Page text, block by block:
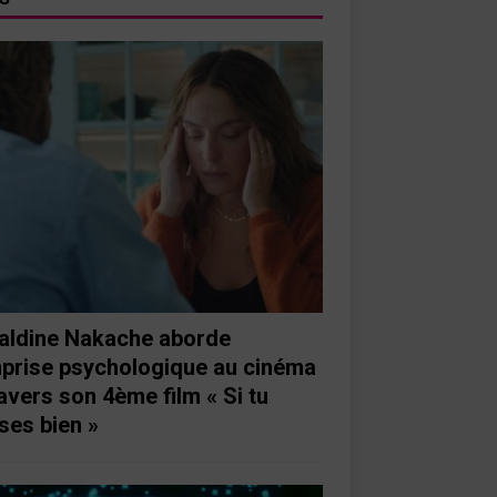
Nakache aborde
psychologique au cinéma
son 4ème film « Si tu
bien »